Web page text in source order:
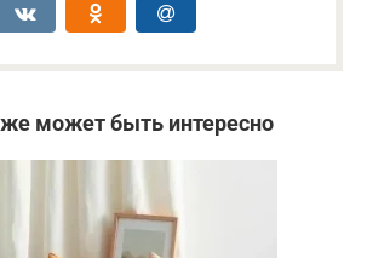
может быть интересно